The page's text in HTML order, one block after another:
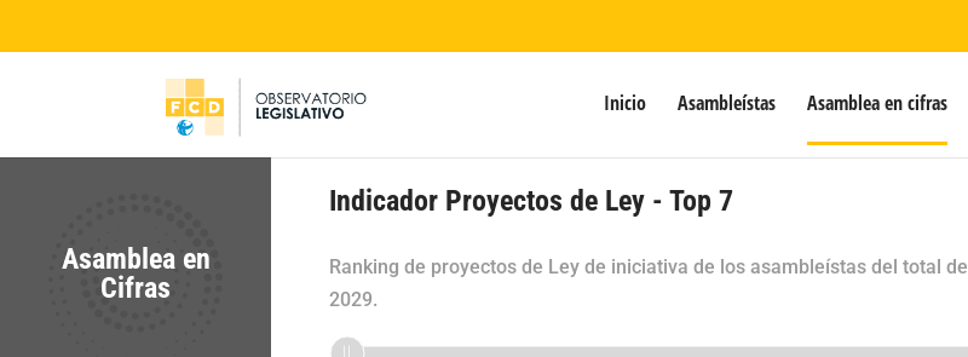
Inicio Asambleístas Asamblea en cifras
Asamblea en
Cifras
Indicador Proyectos de Ley - Top 7
Ranking de proyectos de Ley de iniciativa de los asambleístas del total de
2029.